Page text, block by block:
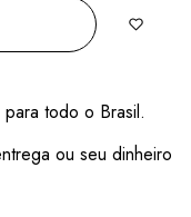
todo o Brasil.
ou seu dinheiro